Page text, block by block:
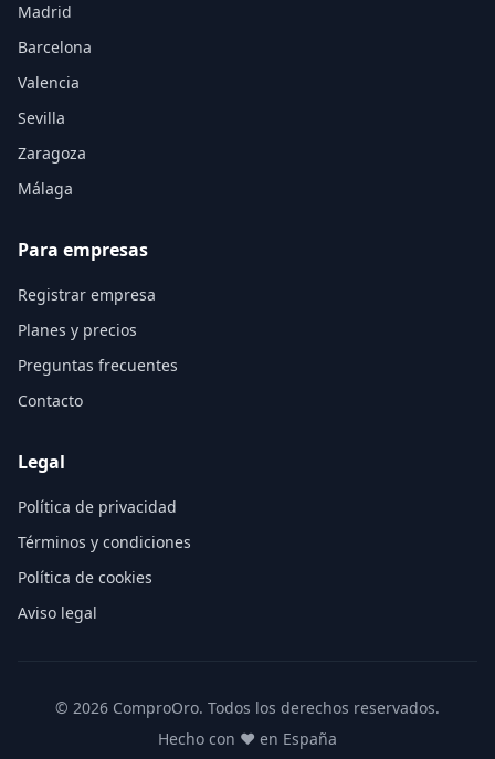
Madrid
Barcelona
Valencia
Sevilla
Zaragoza
Málaga
Para empresas
Registrar empresa
Planes y precios
Preguntas frecuentes
Contacto
Legal
Política de privacidad
Términos y condiciones
Política de cookies
Aviso legal
© 2026 ComproOro. Todos los derechos reservados.
Hecho con ❤️ en España